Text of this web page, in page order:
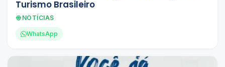
Turismo Brasileiro
NOTÍCIAS
WhatsApp